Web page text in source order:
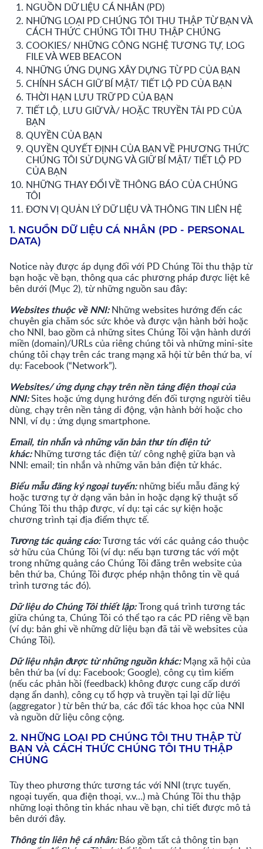
NGUỒN DỮ LIỆU CÁ NHÂN (PD)
NHỮNG LOẠI PD CHÚNG TÔI THU THẬP TỪ BẠN VÀ
CÁCH THỨC CHÚNG TÔI THU THẬP CHÚNG
COOKIES/ NHỮNG CÔNG NGHỆ TƯƠNG TỰ, LOG
FILE VÀ WEB BEACON
NHỮNG ỨNG DỤNG XÂY DỰNG TỪ PD CỦA BẠN
CHÍNH SÁCH GIỮ BÍ MẬT/ TIẾT LỘ PD CỦA BẠN
THỜI HẠN LƯU TRỮ PD CỦA BẠN
TIẾT LỘ, LƯU GIỮ VÀ/ HOẶC TRUYỀN TẢI PD CỦA
BẠN
QUYỀN CỦA BẠN
QUYỀN QUYẾT ĐỊNH CỦA BẠN VỀ PHƯƠNG THỨC
CHÚNG TÔI SỬ DỤNG VÀ GIỮ BÍ MẬT/ TIẾT LỘ PD
CỦA BẠN
NHỮNG THAY ĐỔI VỀ THÔNG BÁO CỦA CHÚNG
TÔI
ĐƠN VỊ QUẢN LÝ DỮ LIỆU VÀ THÔNG TIN LIÊN HỆ
1. NGUỒN DỮ LIỆU CÁ NHÂN (PD - PERSONAL
DATA)
Notice này được áp dụng đối với PD Chúng Tôi thu thập từ
bạn hoặc về bạn, thông qua các phương pháp được liệt kê
bên dưới (Mục 2), từ những nguồn sau đây:
Websites thuộc về NNI:Những websites hướng đến các
chuyên gia chăm sóc sức khỏe và được vận hành bởi hoặc
cho NNI, bao gồm cả những sites Chúng Tôi vận hành dưới
miền (domain)/URLs của riêng chúng tôi và những mini-site
chúng tôi chạy trên các trang mạng xã hội từ bên thứ ba, ví
dụ: Facebook (“Network”).
Websites/ ứng dụng chạy trên nền tảng điện thoại của
NNI:Sites hoặc ứng dụng hướng đến đối tượng người tiêu
dùng, chạy trên nền tảng di động, vận hành bởi hoặc cho
NNI, ví dụ : ứng dụng smartphone.
Email, tin nhắn và những văn bản thư tín điện tử
khác:Những tương tác điện tử/ công nghệ giữa bạn và
NNI: email; tin nhắn và những văn bản điện tử khác.
Biểu mẫu đăng ký ngoại tuyến:những biểu mẫu đăng ký
hoặc tương tự ở dạng văn bản in hoặc dạng kỹ thuật số
Chúng Tôi thu thập được, ví dụ: tại các sự kiện hoặc
chương trình tại địa điểm thực tế.
Tương tác quảng cáo:Tương tác với các quảng cáo thuộc
sở hữu của Chúng Tôi (ví dụ: nếu bạn tương tác với một
trong những quảng cáo Chúng Tôi đăng trên website của
bên thứ ba, Chúng Tôi được phép nhận thông tin về quá
trình tương tác đó).
Dữ liệu do Chúng Tôi thiết lập:Trong quá trình tương tác
giữa chúng ta, Chúng Tôi có thể tạo ra các PD riêng về bạn
(ví dụ: bản ghi về những dữ liệu bạn đã tải về websites của
Chúng Tôi).
Dữ liệu nhận được từ những nguồn khác:Mạng xã hội của
bên thứ ba (ví dụ: Facebook; Google), công cụ tìm kiếm
(nếu các phản hồi (feedback) không được cung cấp dưới
dạng ẩn danh), công cụ tổ hợp và truyền tại lại dữ liệu
(aggregator ) từ bên thứ ba, các đối tác khoa học của NNI
và nguồn dữ liệu công cộng.
2. NHỮNG LOẠI PD CHÚNG TÔI THU THẬP TỪ
BẠN VÀ CÁCH THỨC CHÚNG TÔI THU THẬP
CHÚNG
Tùy theo phương thức tương tác với NNI (trực tuyến,
ngoại tuyến, qua điện thoại, v.v…) mà Chúng Tôi thu thập
những loại thông tin khác nhau về bạn, chi tiết được mô tả
bên dưới đây.
Thông tin liên hệ cá nhân:Báo gồm tất cả thông tin bạn